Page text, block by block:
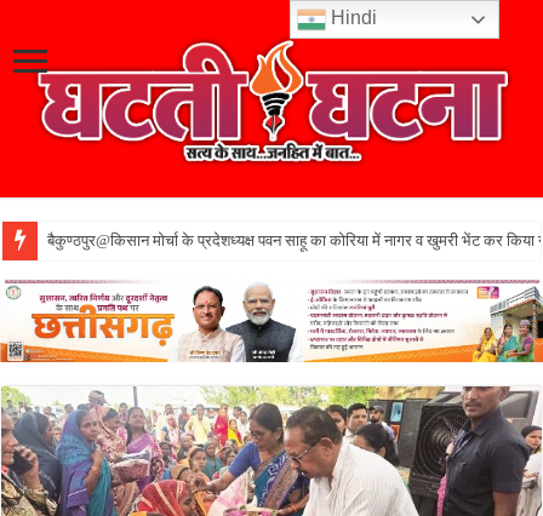
बैकुण्ठपुर@किसान मोर्चा के प्रदेशध्यक्ष पवन साहू का कोरिया में नागर व खुमरी भेंट कर किया
Hindi